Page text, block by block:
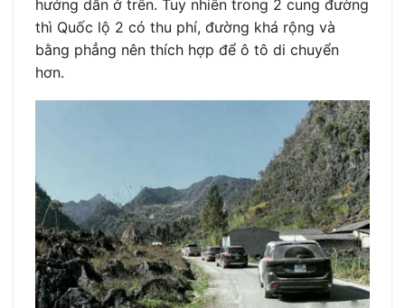
hướng dẫn ở trên. Tuy nhiên trong 2 cung đường
thì Quốc lộ 2 có thu phí, đường khá rộng và
bằng phẳng nên thích hợp để ô tô di chuyển
hơn.